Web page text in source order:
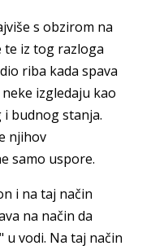
s obzirom na
te iz tog razloga
riba kada spava
izgledaju kao
budnog stanja.
njihov
samo uspore.
i na taj način
na način da
u vodi. Na taj način